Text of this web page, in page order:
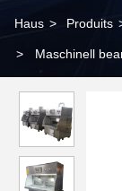
Haus > Produits
> Maschinell